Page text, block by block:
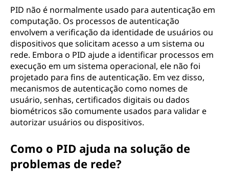
PID não é normalmente usado para autenticação em
computação. Os processos de autenticação
envolvem a verificação da identidade de usuários ou
dispositivos que solicitam acesso a um sistema ou
rede. Embora o PID ajude a identificar processos em
execução em um sistema operacional, ele não foi
projetado para fins de autenticação. Em vez disso,
mecanismos de autenticação como nomes de
usuário, senhas, certificados digitais ou dados
biométricos são comumente usados para validar e
autorizar usuários ou dispositivos.
Como o PID ajuda na solução de
problemas de rede?